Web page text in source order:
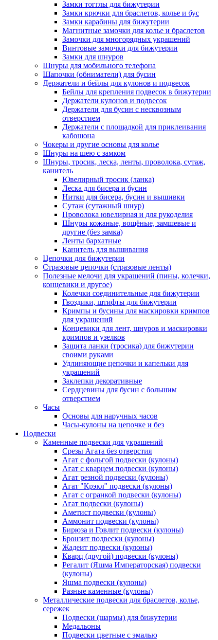
Замки тогглы для бижутерии
Замки крючки для браслетов, колье и бус
Замки карабины для бижутерии
Магнитные замочки для колье и браслетов
Замочки для многорядных украшений
Винтовые замочки для бижутерии
Замки для шнуров
Шнуры для мобильного телефона
Шапочки (обниматели) для бусин
Держатели и бейлы для кулонов и подвесок
Бейлы для крепления подвесок в бижутерии
Держатели кулонов и подвесок
Держатели для бусин с несквозным
отверстием
Держатели с площадкой для приклеивания
кабошона
Чокеры и другие основы для колье
Шнуры на шею с замком
Шнуры, тросик, леска, ленты, проволока, сутаж,
канитель
Ювелирный тросик (ланка)
Леска для бисера и бусин
Нитки для бисера, бусин и вышивки
Сутаж (сутажный шнур)
Проволока ювелирная и для рукоделия
Шнуры кожаные, вощёные, замшевые и
другие (без замка)
Ленты бархатные
Канитель для вышивания
Цепочки для бижутерии
Стразовые цепочки (стразовые ленты)
Полезные мелочи для украшений (пины, колечки,
концевики и другое)
Колечки соединительные для бижутерии
Гвоздики, штифты для бижутерии
Кримпы и бусины для маскировки кримпов
для украшений
Концевики для лент, шнуров и маскировки
кримпов и узелков
Защита ланки (тросика) для бижутерии
своими руками
Удлиняющие цепочки и капельки для
украшений
Заклепки декоративные
Сердцевины для бусин с большим
отверстием
Часы
Основы для наручных часов
Часы-кулоны на цепочке и без
Подвески
Каменные подвески для украшений
Срезы Агата без отверстия
Агат с фольгой подвески (кулоны)
Агат с кварцем подвески (кулоны)
Агат резной подвески (кулоны)
Агат "Крэкл" подвески (кулоны)
Агат с огранкой подвески (кулоны)
Агат подвески (кулоны)
Аметист подвески (кулоны)
Аммонит подвески (кулоны)
Бирюза и Говлит подвески (кулоны)
Бронзит подвески (кулоны)
Жадеит подвески (кулоны)
Кварц (другой) подвески (кулоны)
Регалит (Яшма Императорская) подвески
(кулоны)
Яшма подвески (кулоны)
Разные каменные (кулоны)
Металлические подвески для браслетов, колье,
сережек
Подвески (шармы) для бижутерии
Медальоны
Подвески цветные с эмалью